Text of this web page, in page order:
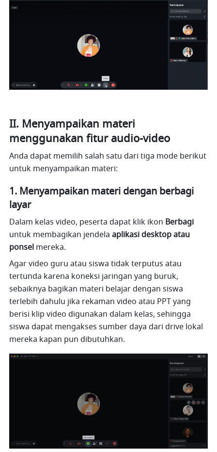
II. Menyampaikan materi
menggunakan fitur audio-video
Anda dapat memilih salah satu dari tiga mode berikut
untuk menyampaikan materi:
1. Menyampaikan materi dengan berbagi
layar
Dalam kelas video, peserta dapat klik ikon Berbagi
untuk membagikan jendela aplikasi desktop atau
ponsel mereka.
Agar video guru atau siswa tidak terputus atau
tertunda karena koneksi jaringan yang buruk,
sebaiknya bagikan materi belajar dengan siswa
terlebih dahulu jika rekaman video atau PPT yang
berisi klip video digunakan dalam kelas, sehingga
siswa dapat mengakses sumber daya dari drive lokal
mereka kapan pun dibutuhkan.